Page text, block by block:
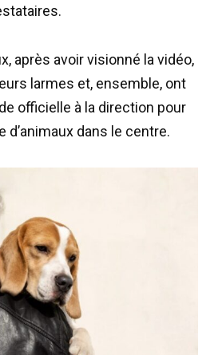
après avoir visionné la vidéo,
larmes et, ensemble, ont
officielle à la direction pour
d’animaux dans le centre.